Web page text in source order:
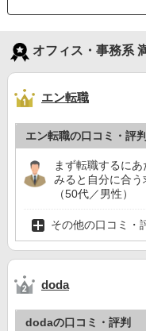
オフィス・事務系
エン転職
エン転職の口コミ・評判
まず転職するに
みると自分に合う
（50代／男性）
その他の口コミ・
doda
dodaの口コミ・評判